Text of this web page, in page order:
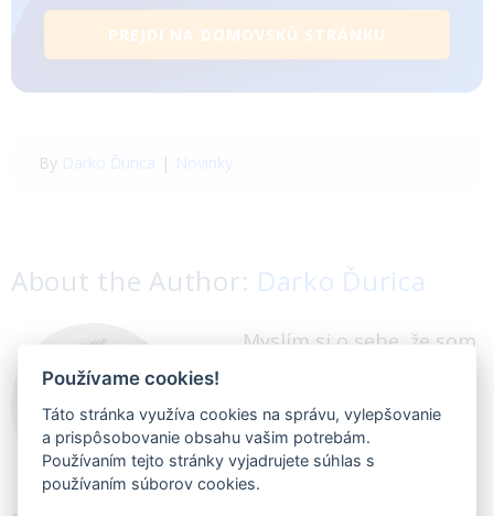
PREJDI NA DOMOVSKÚ STRÁNKU
By Darko Ďurica | Novinky
About the Author: Darko Ďurica
Myslím si o sebe, že som
Ponúkam ľuďom to, čo
potrebujú. Tiež sa rád
dozvedám všetko nové a
Používame cookies!
Táto stránka využíva cookies na správu, vylepšovanie
a prispôsobovanie obsahu vašim potrebám.
Používaním tejto stránky vyjadrujete súhlas s
používaním súborov cookies.